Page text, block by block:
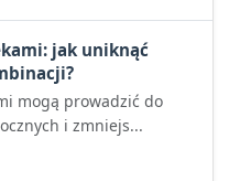
jak uniknąć
mogą prowadzić do
i zmniejs...